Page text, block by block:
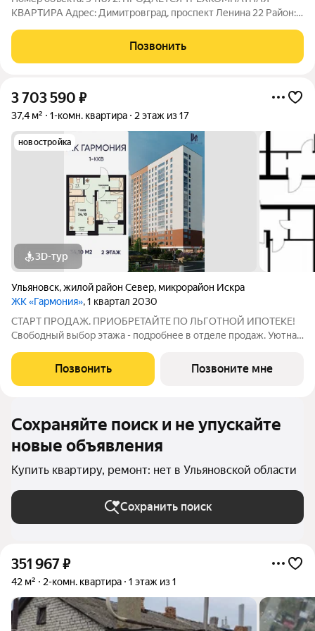
КВАРТИРА Адрес: Димитровград, проспект Ленина 22 Район:
центральное Перекрытия: бетонные Газ в доме: да Лифт в
доме: да Этажность: 9 Двор: детская
Позвонить
3 703 590 ₽
37,4 м² 1-комн. квартира 2 этаж из 17
новостройка
3D-тур
Ульяновск,жилой район Север, микрорайон Искра
ЖК «Гармония», 1 квартал 2030
СТАРТ ПРОДАЖ. ПРИОБРЕТАЙТЕ ПО ЛЬГОТНОЙ ИПОТЕКЕ!
Свободный выбор этажа - подробнее в отделе продаж. Уютная
тех, кто ценит комфорт и функциональность: продуманная
Позвонить Позвоните мне
Сохраняйте поиск и не упускайте
новые объявления
Купить квартиру, ремонт: нет в Ульяновской области
Сохранить поиск
351 967₽
42 м² 2-комн. квартира 1 этаж из 1